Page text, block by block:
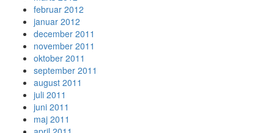
februar 2012
januar 2012
december 2011
november 2011
oktober 2011
september 2011
august 2011
juli 2011
juni 2011
maj 2011